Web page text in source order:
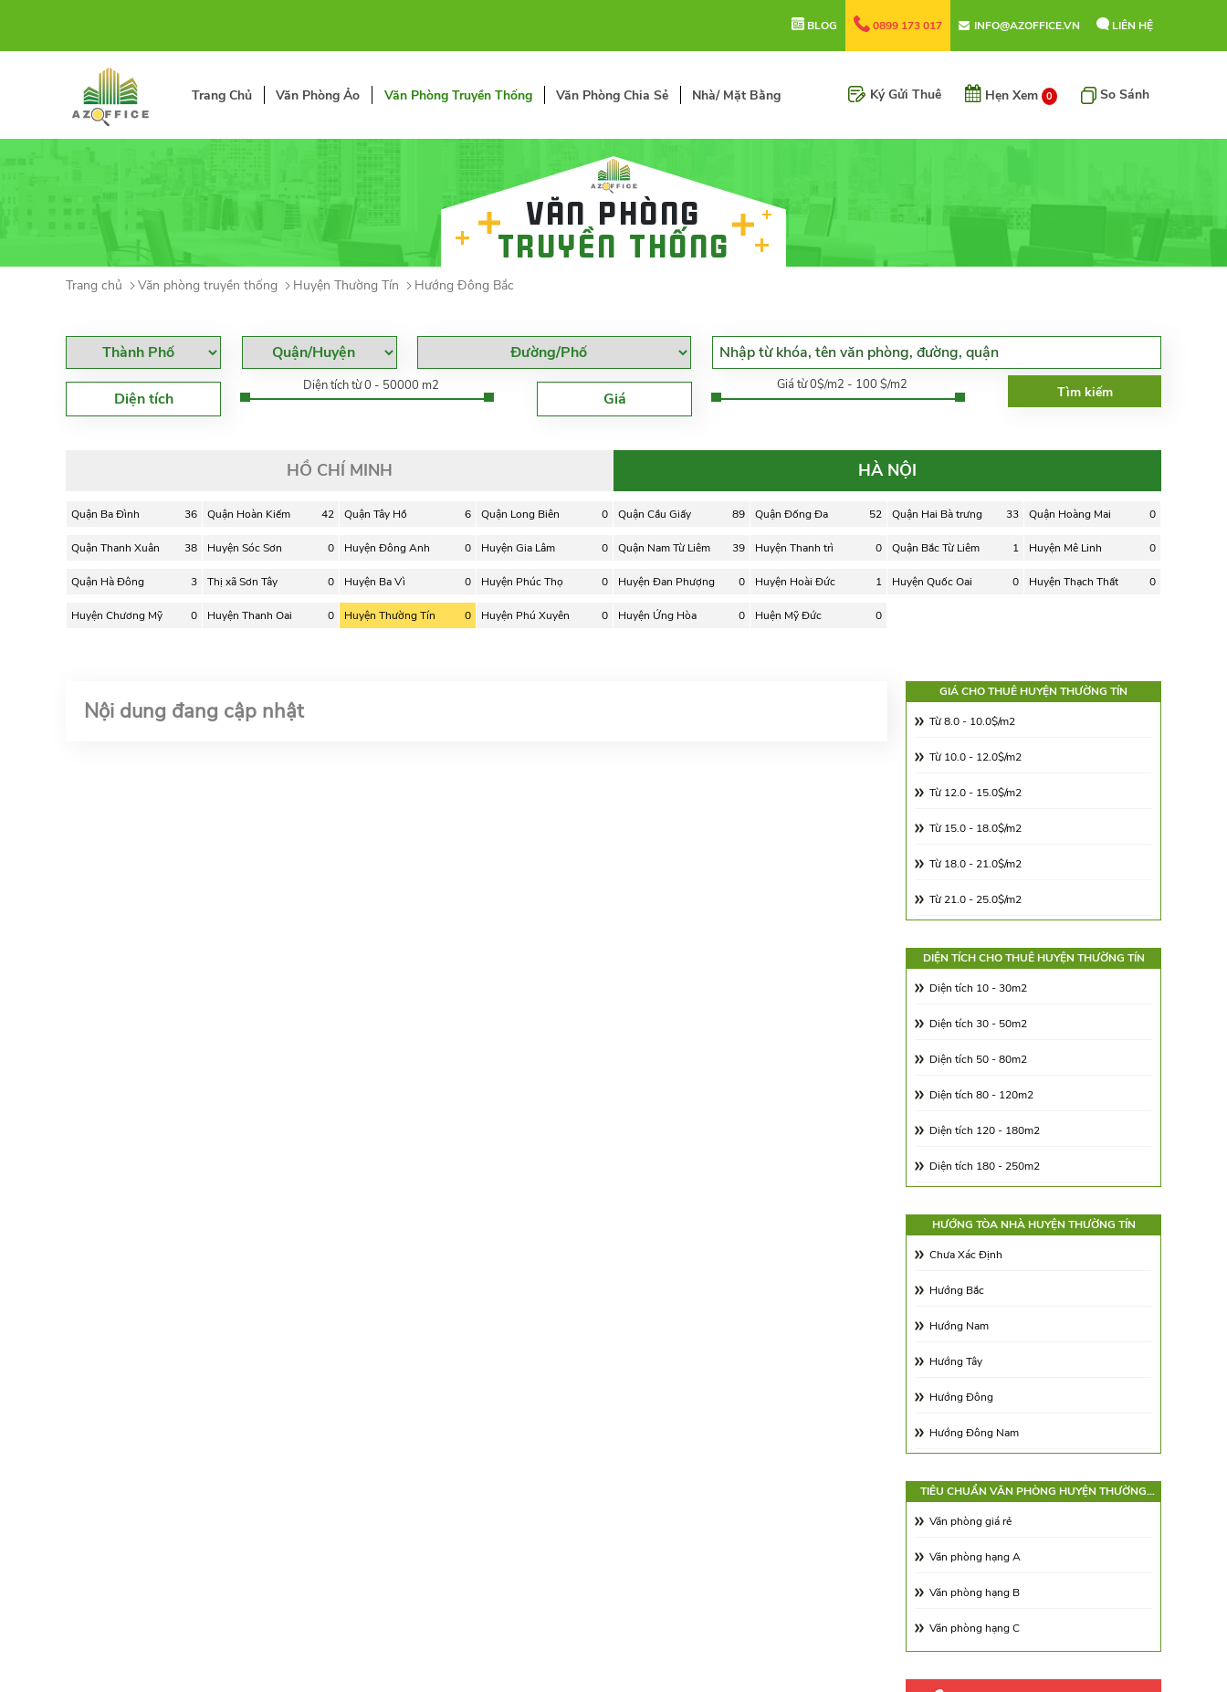
BLOG 0899 173 017 INFO@AZOFFICE.VN LIÊN HỆ
Trang Chủ Văn Phòng Ảo Văn Phòng Truyền Thống Văn Phòng Chia Sẻ Nhà/ Mặt Bằng Ký Gửi Thuê Hẹn Xem 0 So Sánh
Văn phòng
truyền thống
Trang chủ Văn phòng truyền thống Huyện Thường Tín Hướng Đông Bắc
Diện tích
Diện tích từ 0 - 50000 m2
Giá
Giá từ 0$/m2 - 100 $/m2
HỒ CHÍ MINH HÀ NỘI
Quận Ba Đình 36 Quận Hoàn Kiếm 42 Quận Tây Hồ 6 Quận Long Biên 0 Quận Cầu Giấy 89 Quận Đống Đa 52 Quận Hai Bà trưng 33 Quận Hoàng Mai 0
Quận Thanh Xuân 38 Huyện Sóc Sơn 0 Huyện Đông Anh 0 Huyện Gia Lâm 0 Quận Nam Từ Liêm 39 Huyện Thanh trì 0 Quận Bắc Từ Liêm 1 Huyện Mê Linh 0
Quận Hà Đông 3 Thị xã Sơn Tây 0 Huyện Ba Vì 0 Huyện Phúc Thọ 0 Huyện Đan Phượng 0 Huyện Hoài Đức 1 Huyện Quốc Oai 0 Huyện Thạch Thất 0
Huyện Chương Mỹ 0 Huyện Thanh Oai 0 Huyện Thường Tín 0 Huyện Phú Xuyên 0 Huyện Ứng Hòa 0 Huện Mỹ Đức 0
Nội dung đang cập nhật
GIÁ CHO THUÊ HUYỆN THƯỜNG TÍN
Từ 8.0 - 10.0$/m2
Từ 10.0 - 12.0$/m2
Từ 12.0 - 15.0$/m2
Từ 15.0 - 18.0$/m2
Từ 18.0 - 21.0$/m2
Từ 21.0 - 25.0$/m2
Từ 30.0 - 65.0$/m2
DIỆN TÍCH CHO THUÊ HUYỆN THƯỜNG TÍN
Diện tích 10 - 30m2
Diện tích 30 - 50m2
Diện tích 50 - 80m2
Diện tích 80 - 120m2
Diện tích 120 - 180m2
Diện tích 180 - 250m2
Diện tích 350 - 500m2
HƯỚNG TÒA NHÀ HUYỆN THƯỜNG TÍN
Chưa Xác Định
Hướng Bắc
Hướng Nam
Hướng Tây
Hướng Đông
Hướng Đông Nam
Hướng Tây Bắc
TIÊU CHUẨN VĂN PHÒNG HUYỆN THƯỜNG
Văn phòng giá rẻ
Văn phòng hạng A
Văn phòng hạng B
Văn phòng hạng C